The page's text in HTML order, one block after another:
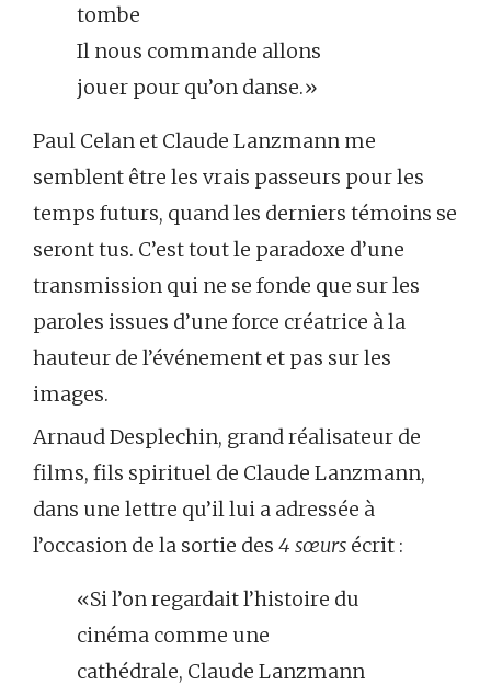
tombe
Il nous commande allons
jouer pour qu’on danse.»
Paul Celan et Claude Lanzmann me
semblent être les vrais passeurs pour les
temps futurs, quand les derniers témoins se
seront tus. C’est tout le paradoxe d’une
transmission qui ne se fonde que sur les
paroles issues d’une force créatrice à la
hauteur de l’événement et pas sur les
images.
Arnaud Desplechin, grand réalisateur de
films, fils spirituel de Claude Lanzmann,
dans une lettre qu’il lui a adressée à
l’occasion de la sortie des 4 sœurs écrit :
«Si l’on regardait l’histoire du
cinéma comme une
cathédrale, Claude Lanzmann